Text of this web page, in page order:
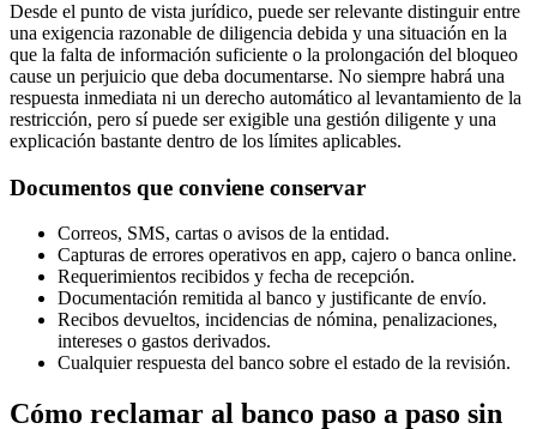
Desde el punto de vista jurídico, puede ser relevante distinguir entre
una exigencia razonable de diligencia debida y una situación en la
que la falta de información suficiente o la prolongación del bloqueo
cause un perjuicio que deba documentarse. No siempre habrá una
respuesta inmediata ni un derecho automático al levantamiento de la
restricción, pero sí puede ser exigible una gestión diligente y una
explicación bastante dentro de los límites aplicables.
Documentos que conviene conservar
Correos, SMS, cartas o avisos de la entidad.
Capturas de errores operativos en app, cajero o banca online.
Requerimientos recibidos y fecha de recepción.
Documentación remitida al banco y justificante de envío.
Recibos devueltos, incidencias de nómina, penalizaciones,
intereses o gastos derivados.
Cualquier respuesta del banco sobre el estado de la revisión.
Cómo reclamar al banco paso a paso sin